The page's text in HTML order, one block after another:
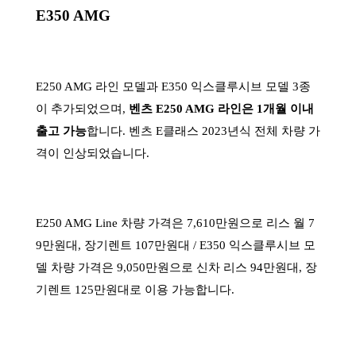
E350 AMG
E250 AMG 라인 모델과 E350 익스클루시브 모델 3종
이 추가되었으며, 벤츠 E250 AMG 라인은 1개월 이내
출고 가능합니다. 벤츠 E클래스 2023년식 전체 차량 가
격이 인상되었습니다.
E250 AMG Line 차량 가격은 7,610만원으로 리스 월 7
9만원대, 장기렌트 107만원대 / E350 익스클루시브 모
델 차량 가격은 9,050만원으로 신차 리스 94만원대, 장
기렌트 125만원대로 이용 가능합니다.